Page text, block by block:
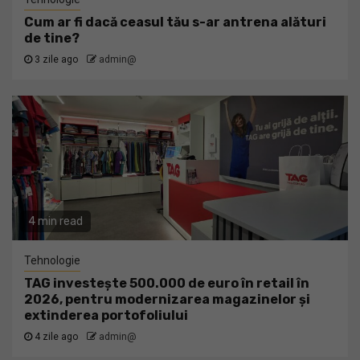
Cum ar fi dacă ceasul tău s-ar antrena alături
de tine?
3 zile ago admin@
4 min read
Tehnologie
TAG investește 500.000 de euro în retail în
2026, pentru modernizarea magazinelor și
extinderea portofoliului
4 zile ago admin@